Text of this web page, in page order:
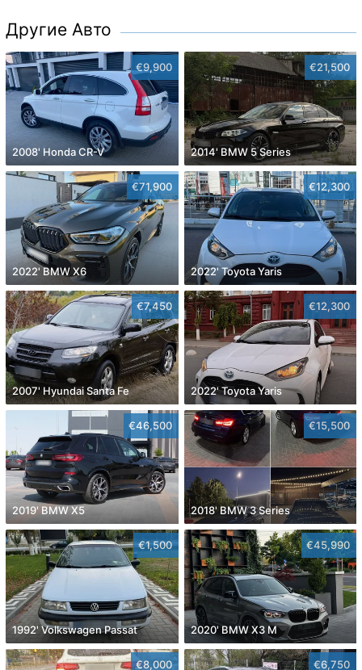
Другие Авто
€9,900
2008' Honda CR-V
€21,500
2014' BMW 5 Series
€71,900
2022' BMW X6
€12,300
2022' Toyota Yaris
€7,450
2007' Hyundai Santa Fe
€12,300
2022' Toyota Yaris
€46,500
2019' BMW X5
€15,500
2018' BMW 3 Series
€1,500
1992' Volkswagen Passat
€45,990
2020' BMW X3 M
€8,000 €6,750